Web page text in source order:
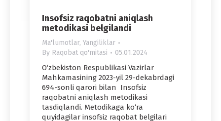
Insofsiz raqobatni aniqlash
metodikasi belgilandi
Ma'lumotlar, Yangiliklar
By Raqobat qo'mitasi 05.01.2024
O‘zbekiston Respublikasi Vazirlar
Mahkamasining 2023-yil 29-dekabrdagi
694-sonli qarori bilan Insofsiz
raqobatni aniqlash metodikasi
tasdiqlandi. Metodikaga ko‘ra
quyidagilar insofsiz raqobat belgilari